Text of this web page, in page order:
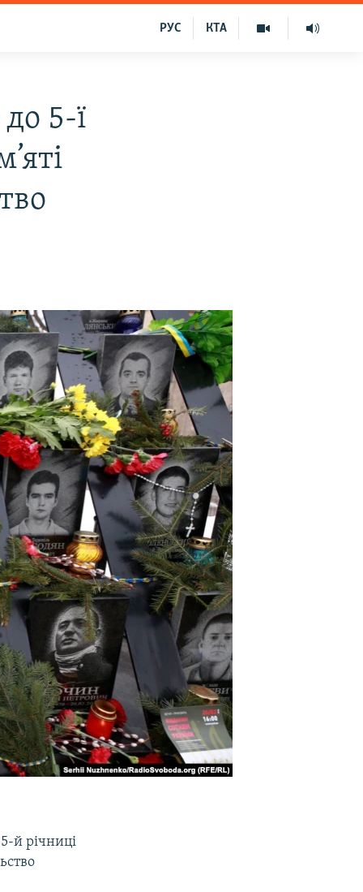
КТА
РУС
5-ї
й річниці